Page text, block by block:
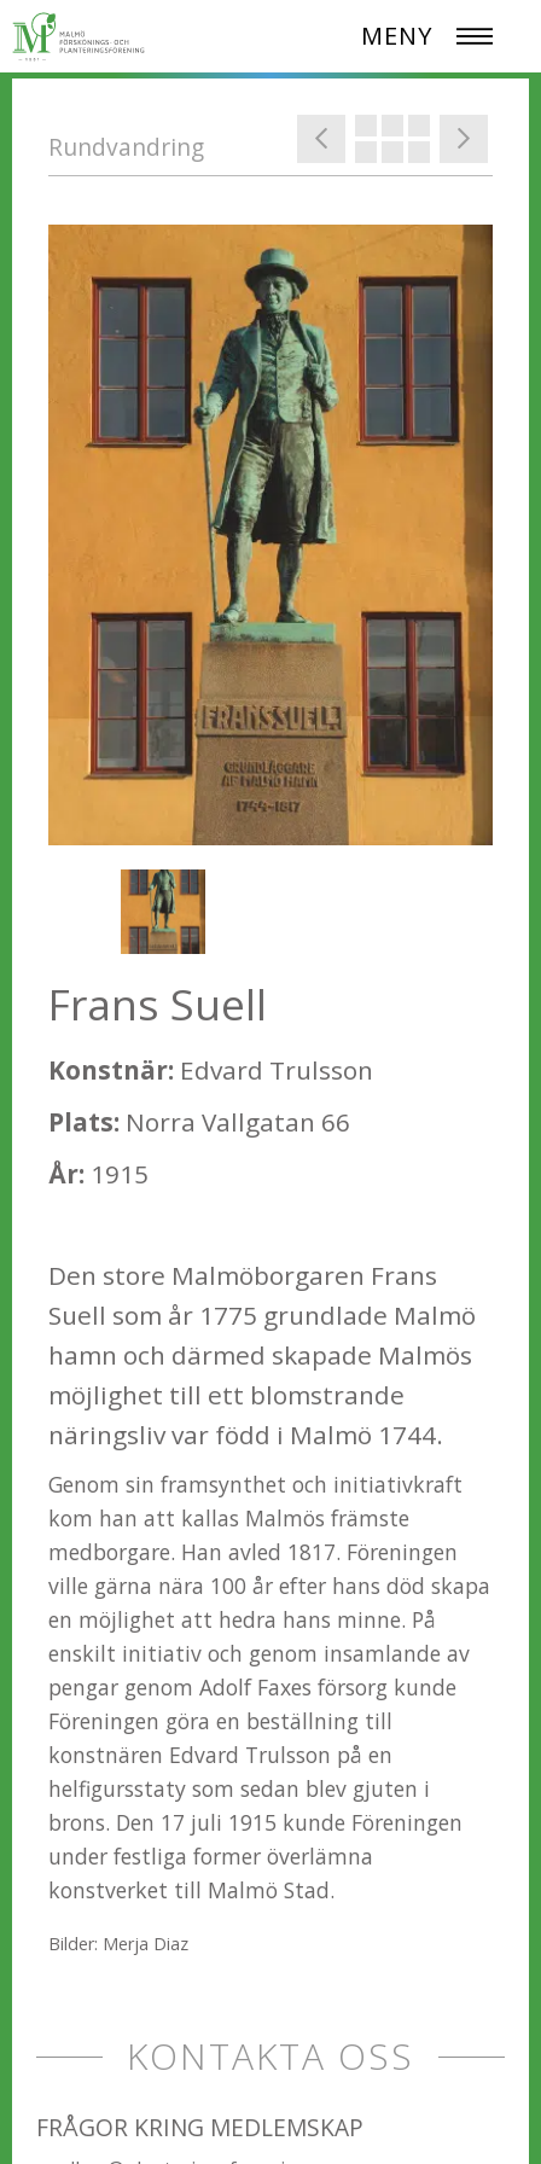
MENY
Rundvandring
Frans Suell
Konstnär: Edvard Trulsson
Plats: Norra Vallgatan 66
År: 1915
Den store Malmöborgaren Frans
Suell som år 1775 grundlade Malmö
hamn och därmed skapade Malmös
möjlighet till ett blomstrande
näringsliv var född i Malmö 1744.
Genom sin framsynthet och initiativkraft
kom han att kallas Malmös främste
medborgare. Han avled 1817. Föreningen
ville gärna nära 100 år efter hans död skapa
en möjlighet att hedra hans minne. På
enskilt initiativ och genom insamlande av
pengar genom Adolf Faxes försorg kunde
Föreningen göra en beställning till
konstnären Edvard Trulsson på en
helfigursstaty som sedan blev gjuten i
brons. Den 17 juli 1915 kunde Föreningen
under festliga former överlämna
konstverket till Malmö Stad.
Bilder: Merja Diaz
KONTAKTA OSS
FRÅGOR KRING MEDLEMSKAP